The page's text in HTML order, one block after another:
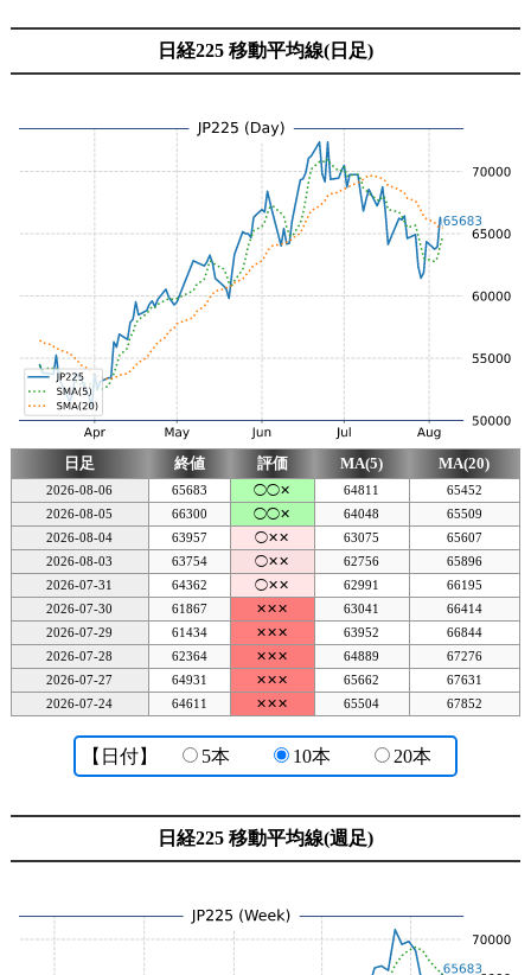
日経225 移動平均線(日足)
日足 終値 評価 MA(5) MA(20)
2026-08-06 65683 ◯◯✕ 64811
65452
2026-08-05
66300 ◯◯✕ 64048
65509
2026-08-04
63957 ◯✕✕ 63075
65607
2026-08-03
63754 ◯✕✕ 62756
65896
2026-07-31
64362 ◯✕✕ 62991
66195
2026-07-30
61867 ✕✕✕ 63041
66414
2026-07-29
61434 ✕✕✕ 63952
66844
2026-07-28
62364 ✕✕✕ 64889
67276
2026-07-27
64931 ✕✕✕ 65662
67631
2026-07-24
64611 ✕✕✕ 65504 67852
【日付】 5本 10本 20本
日経225 移動平均線(週足)